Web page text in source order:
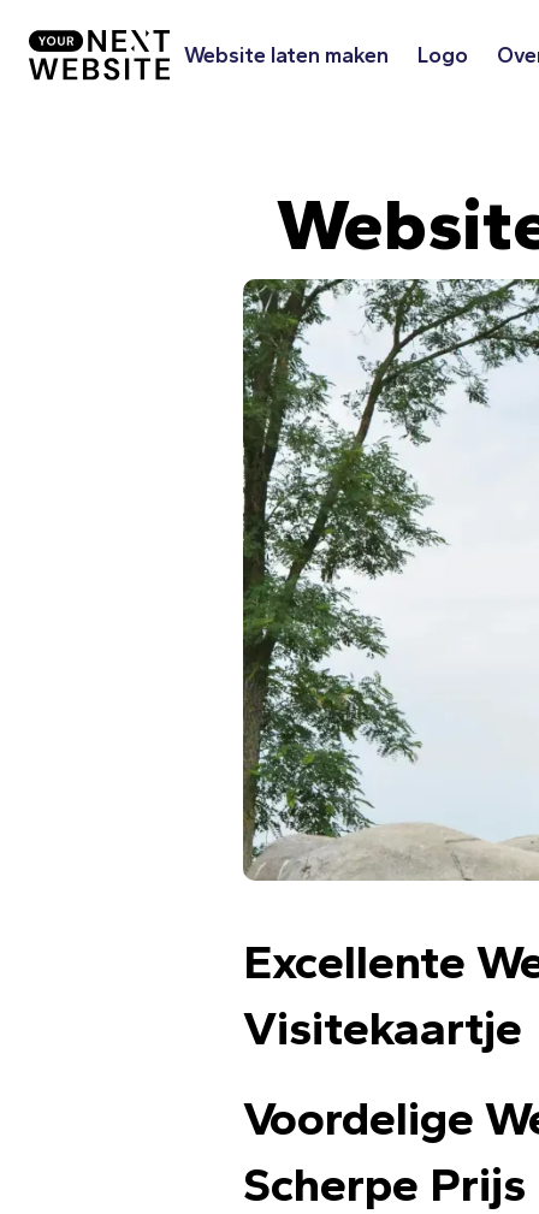
Website laten maken Logo
Excellente
Visitekaartje
Voordelige
Scherpe Prijs